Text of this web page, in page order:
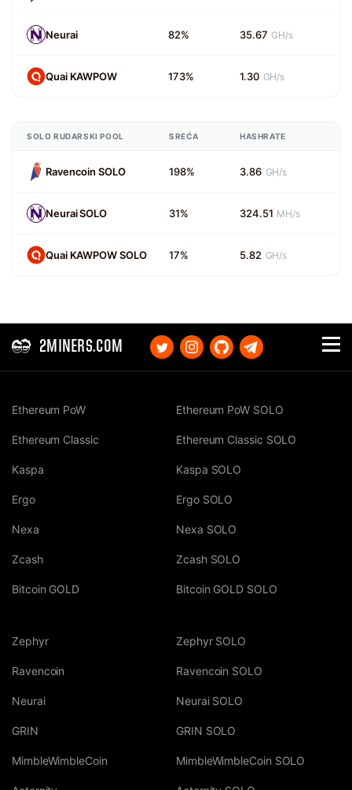
Neurai 82% 35.67 GH/s
Quai KAWPOW 173% 1.30 GH/s
SOLO RUDARSKI POOL SREĆA HASHRATE
Ravencoin SOLO 198% 3.86 GH/s
Neurai SOLO 31% 324.51 MH/s
Quai KAWPOW SOLO 17% 5.82 GH/s
2MINERS.COM
Ethereum PoW
Ethereum Classic
Kaspa
Ergo
Nexa
Zcash
Bitcoin GOLD
Ethereum PoW SOLO
Ethereum Classic SOLO
Kaspa SOLO
Ergo SOLO
Nexa SOLO
Zcash SOLO
Bitcoin GOLD SOLO
Zephyr
Ravencoin
Neurai
GRIN
MimbleWimbleCoin
Zephyr SOLO
Ravencoin SOLO
Neurai SOLO
GRIN SOLO
MimbleWimbleCoin SOLO